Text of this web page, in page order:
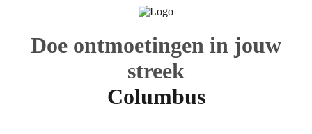
Doe ontmoetingen in jouw
streek
Columbus